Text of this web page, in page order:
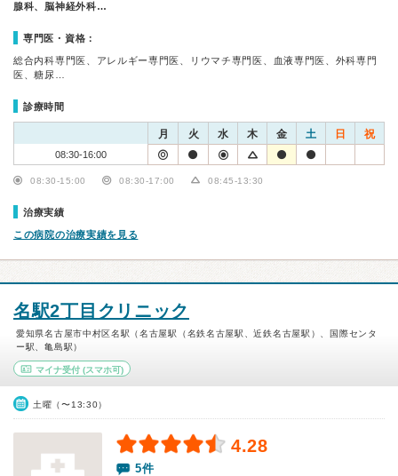
腺科、脳神経外科…
専門医・資格：
総合内科専門医、アレルギー専門医、リウマチ専門医、血液専門医、外科専門
医、糖尿…
診療時間
月 火 水 木 金 土 日 祝
08:30-16:00
08:30-15:00 08:30-17:00 08:45-13:30
治療実績
この病院の治療実績を見る
名駅2丁目クリニック
愛知県名古屋市中村区名駅（名古屋駅（名鉄名古屋駅、近鉄名古屋駅）、国際センタ
ー駅、亀島駅）
マイナ受付 (スマホ可)
土曜（〜13:30）
4.28
5件